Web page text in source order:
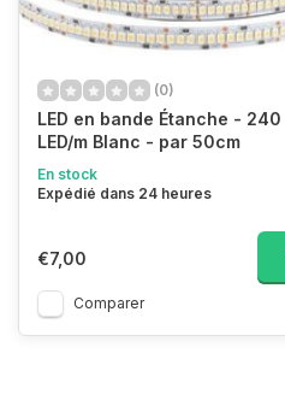
(0)
LED en bande Étanche - 240
LED/m Blanc - par 50cm
En stock
Expédié dans 24 heures
€7,00
Comparer